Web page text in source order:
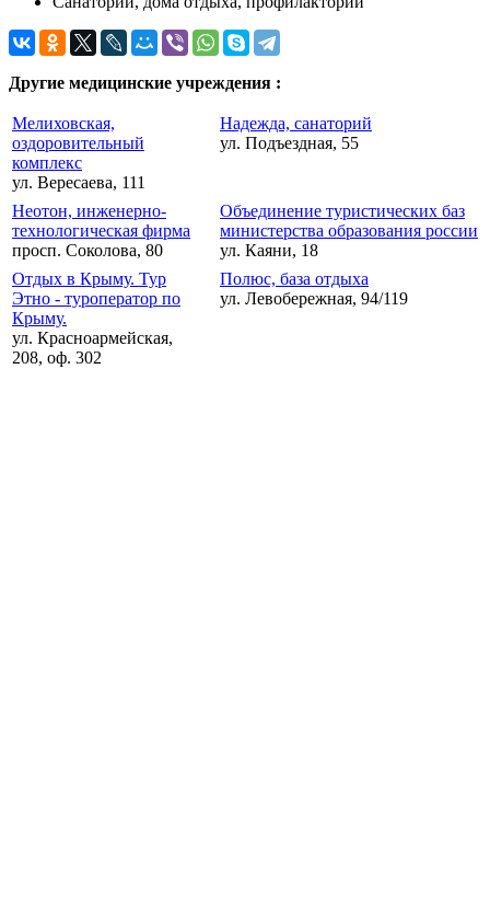
Другие медицинские учреждения :
Мелиховская,
оздоровительный
комплекс
ул. Вересаева, 111
Надежда, санаторий
ул. Подъездная, 55
Неотон, инженерно-
технологическая фирма
просп. Соколова, 80
Объединение туристических баз
министерства образования россии
ул. Каяни, 18
Отдых в Крыму. Тур
Этно - туроператор по
Крыму.
ул. Красноармейская,
208, оф. 302
Полюс, база отдыха
ул. Левобережная, 94/119